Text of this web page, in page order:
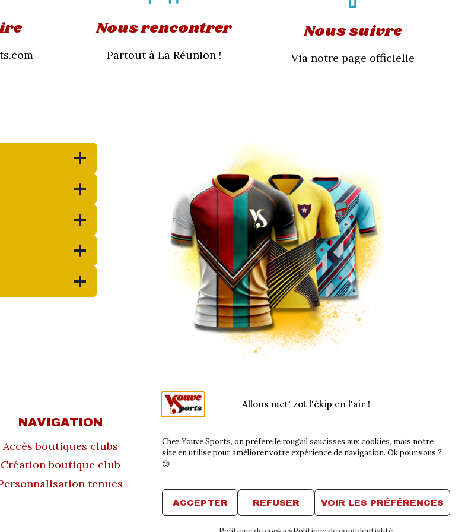
Allons met' zot l'ékip en l'air !
Chez Youve Sports, on préfère le rougail saucisses aux cookies, mais notre
site en utilise pour améliorer votre expérience de navigation. Ok pour vous ?
😊
ACCEPTER REFUSER VOIR LES PRÉFÉRENCES
Nous rencontrer
Partout à La Réunion !
Nous suivre
Via notre page officielle
NAVIGATION
Accès boutiques clubs
Création boutique club
tenues
CGV/CGU
Politique de retour
Contact
confidentialité